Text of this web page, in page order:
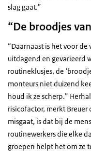
slag gaat.”
“De broodjes
“Daarnaast is het voor
uitdagend en gevarieerd
routineklusjes, de
monteurs niet duizend
houd ik ze scherp.”
risicofactor, merkt Breuer
misgaat, is dat bij de
routinewerkers die elke
groepen helpt het om ze